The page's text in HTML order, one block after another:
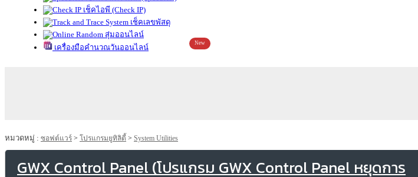
เช็คไอพี (Check IP)
เช็คเลขพัสดุ
สุ่มออนไลน์
เครื่องมือคำนวณวันออนไลน์
New
หมวดหมู่ : ซอฟต์แวร์ > โปรแกรมยูทิลิตี้ > System Utilities
GWX Control Panel (โปรแกรม GWX Control Panel หยุดการ